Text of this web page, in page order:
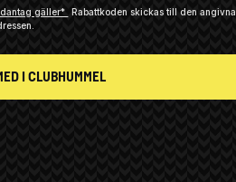
gäller*
Rabattkoden skickas till den angivna
I CLUBHUMMEL